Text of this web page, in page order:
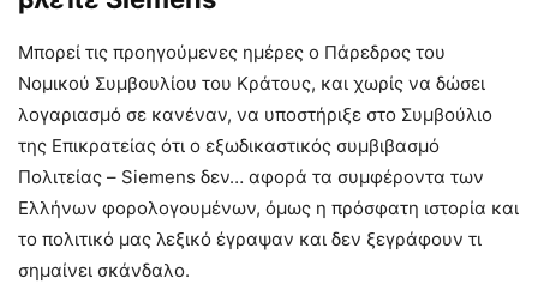
Μπορεί τις προηγούμενες ημέρες ο Πάρεδρος του
Νομικού Συμβουλίου του Κράτους, και χωρίς να δώσει
λογαριασμό σε κανέναν, να υποστήριξε στο Συμβούλιο
της Επικρατείας ότι ο εξωδικαστικός συμβιβασμό
Πολιτείας – Siemens δεν… αφορά τα συμφέροντα των
Ελλήνων φορολογουμένων, όμως η πρόσφατη ιστορία και
το πολιτικό μας λεξικό έγραψαν και δεν ξεγράφουν τι
σημαίνει σκάνδαλο.